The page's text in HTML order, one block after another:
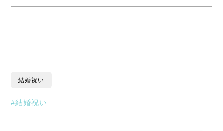
結婚祝い
結婚祝い